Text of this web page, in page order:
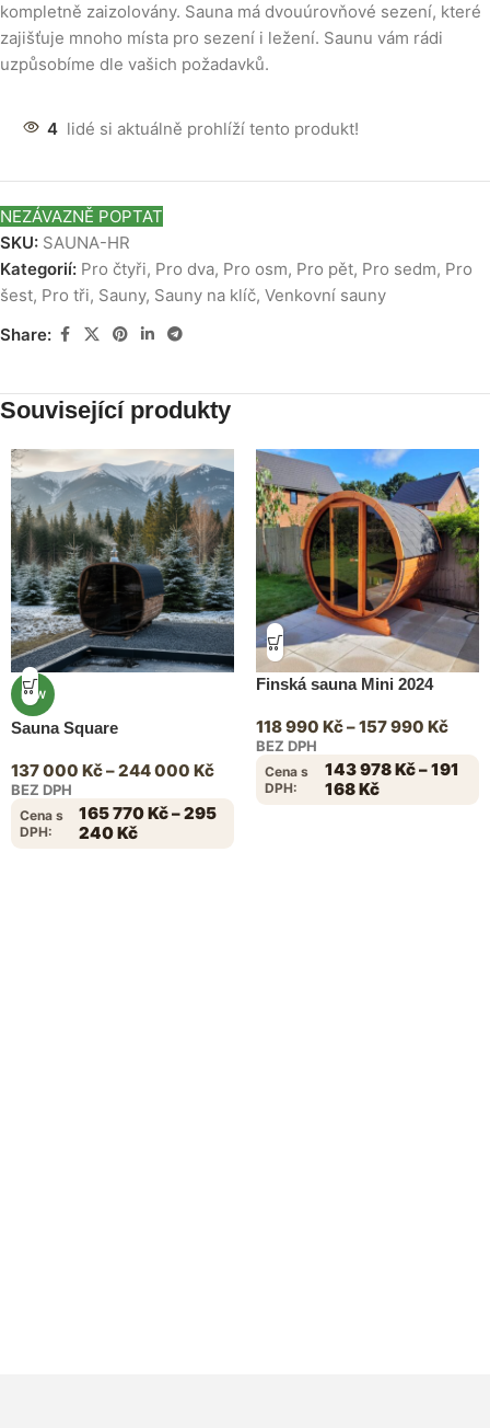
kompletně zaizolovány. Sauna má dvouúrovňové sezení, které
zajišťuje mnoho místa pro sezení i ležení. Saunu vám rádi
uzpůsobíme dle vašich požadavků.
4 lidé si aktuálně prohlíží tento produkt!
NEZÁVAZNĚ POPTAT
SKU: SAUNA-HR
Kategorií: Pro čtyři, Pro dva, Pro osm, Pro pět, Pro sedm, Pro
šest, Pro tři, Sauny, Sauny na klíč, Venkovní sauny
Share:
Související produkty
NEW
Sauna Square
137 000 Kč–244 000 Kč
BEZ DPH
Cena s
DPH:
165 770Kč–295
240Kč
Finská sauna Mini 2024
118 990 Kč–157 990 Kč
BEZ DPH
Cena s
DPH:
143 978Kč–191
168Kč